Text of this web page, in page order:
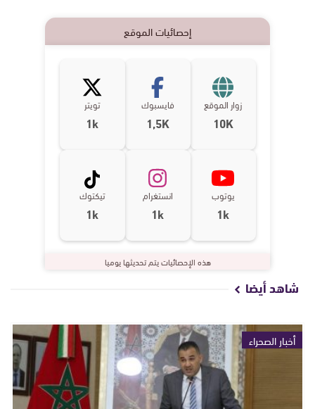
إحصائيات الموقع
زوار الموقع
10K
فايسبوك
1,5K
تويتر
1k
يوتوب
1k
انستغرام
1k
تيكتوك
1k
هذه الإحصائيات يتم تحديثها يوميا
شاهد أيضا
أخبار الصحراء